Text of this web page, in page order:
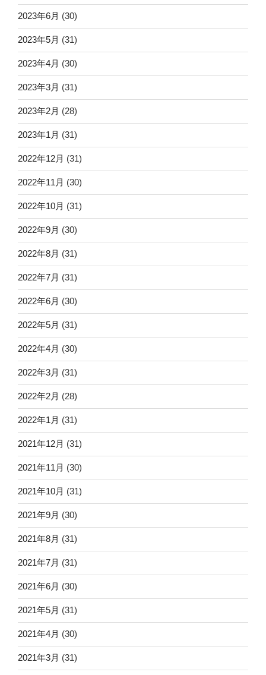
2023年6月 (30)
2023年5月 (31)
2023年4月 (30)
2023年3月 (31)
2023年2月 (28)
2023年1月 (31)
2022年12月 (31)
2022年11月 (30)
2022年10月 (31)
2022年9月 (30)
2022年8月 (31)
2022年7月 (31)
2022年6月 (30)
2022年5月 (31)
2022年4月 (30)
2022年3月 (31)
2022年2月 (28)
2022年1月 (31)
2021年12月 (31)
2021年11月 (30)
2021年10月 (31)
2021年9月 (30)
2021年8月 (31)
2021年7月 (31)
2021年6月 (30)
2021年5月 (31)
2021年4月 (30)
2021年3月 (31)